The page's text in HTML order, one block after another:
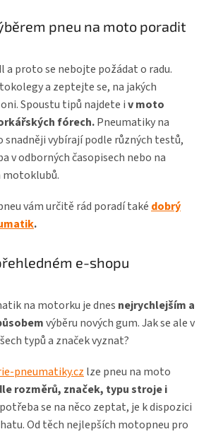
pneu na moto poradit
a proto se nebojte požádat o radu.
a zeptejte se, na jakých
Spoustu tipů najdete iv moto
fórech.Pneumatiky na
vybírají podle různých testů,
v odborných časopisech nebo na
motoklubů.
vám určitě rád poradí také dobrý
.
e-shopu
na motorku je dnes nejrychlejším a
výběru nových gum. Jak se ale v
typů a značek vyznat?
pneumatiky.cz lze pneu na moto
rozměrů, značek, typu stroje i
se na něco zeptat, je k dispozici
Od těch nejlepších motopneu pro